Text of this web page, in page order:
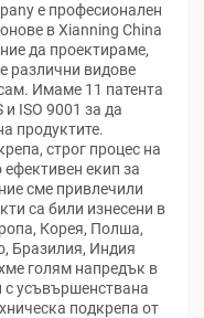
е професионален
в Xianning China
да проектираме,
различни видове
Имаме 11 патента
и ISO 9001 за да
продуктите.
строг процес на
екип за
сме привлечили
са били изнесени в
Корея, Полша,
Бразилия, Индия
голям напредък в
с усъвършенствана
подкрепа от